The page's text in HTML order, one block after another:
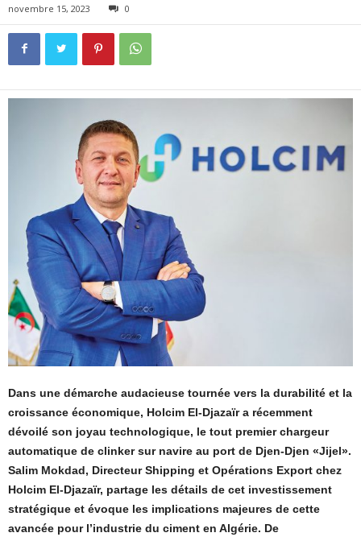
novembre 15, 2023 0
Dans une démarche audacieuse tournée vers la durabilité et la
croissance économique, Holcim El-Djazaïr a récemment
dévoilé son joyau technologique, le tout premier chargeur
automatique de clinker sur navire au port de Djen-Djen «Jijel».
Salim Mokdad, Directeur Shipping et Opérations Export chez
Holcim El-Djazaïr, partage les détails de cet investissement
stratégique et évoque les implications majeures de cette
avancée pour l’industrie du ciment en Algérie. De